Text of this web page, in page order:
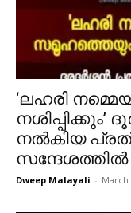
‘ലഹരി
നശിപ്പിക്കും’
നൽകിയ
സന്ദേശത്തിൽ
Dweep Malayali - March